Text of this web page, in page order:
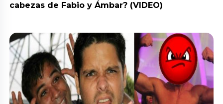
cabezas de Fabio y Ámbar? (VIDEO)